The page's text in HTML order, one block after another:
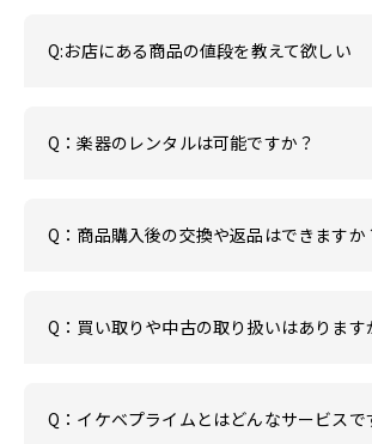
Q:お店にある商品の値段を教えて欲しい
Q：楽器のレンタルは可能ですか？
Q：商品購入後の交換や返品はできますか
Q：買い取りや中古の取り扱いはあります
Q：イケベプライムとはどんなサービスで